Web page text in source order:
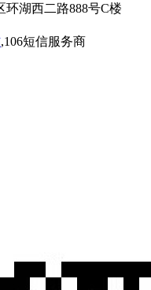
湖西二路888号C楼
,106短信服务商